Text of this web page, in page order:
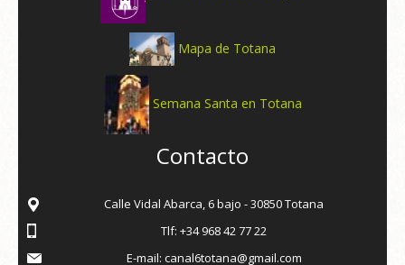
Mapa de Totana
Semana Santa en Totana
Contacto
Calle Vidal Abarca, 6 bajo - 30850 Totana
Tlf: +34 968 42 77 22
E-mail: canal6totana@gmail.com